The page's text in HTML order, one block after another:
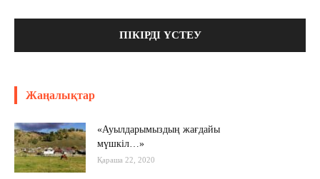
Жаңалықтар
«Ауылдарымыздың жағдайы
мүшкіл…»
Қараша 22, 2020